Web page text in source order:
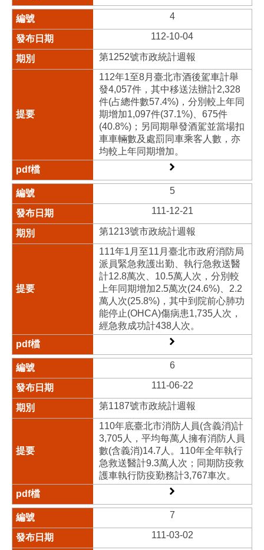
4
112-10-04
第1252號市政統計週報
112年1至8月臺北市酒後駕車計舉
發4,057件，其中移送法辦計2,328
件(占總件數57.4%)，分別較上年同
期增加1,097件(37.1%)、675件
(40.8%)；另同期舉發酒駕並當場扣
車車輛數及處罰同車乘客人數，亦
均較上年同期增加。
5
111-12-21
第1213號市政統計週報
111年1月至11月臺北市政府消防局
派員緊急救護出勤、執行急救送醫
計12.8萬次、10.5萬人次，分別較
上年同期增加2.5萬次(24.6%)、2.2
萬人次(25.8%)，其中到院前心肺功
能停止(OHCA)傷病患1,735人次，
經急救成功計438人次。
6
111-06-22
第1187號市政統計週報
110年底臺北市消防人員(含義消)計
3,705人，平均每萬人擁有消防人員
數(含義消)14.7人。110年全年執行
急救送醫計9.3萬人次；同期防疫救
護車執行防疫勤務計3,767車次。
7
111-03-02